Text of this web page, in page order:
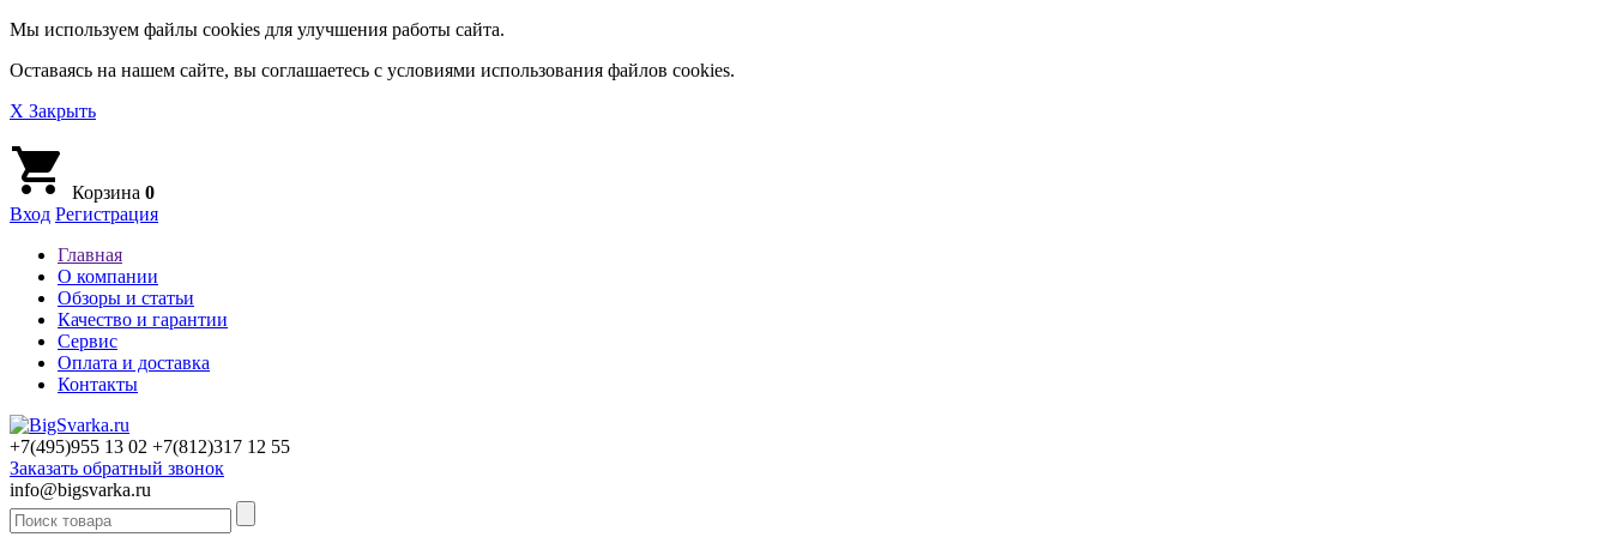
Мы используем файлы cookies для улучшения работы сайта.
Оставаясь на нашем сайте, вы соглашаетесь с условиями использования файлов cookies.
X Закрыть
Корзина 0
Вход Регистрация
Главная
О компании
Обзоры и статьи
Качество и гарантии
Сервис
Оплата и доставка
Контакты
+7(495)955 13 02 +7(812)317 12 55
Заказать обратный звонок
info@bigsvarka.ru